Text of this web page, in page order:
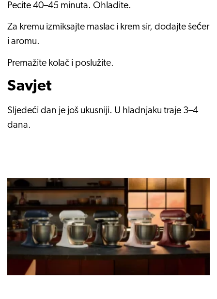
Pecite 40–45 minuta. Ohladite.
Za kremu izmiksajte maslac i krem sir, dodajte šećer
i aromu.
Premažite kolač i poslužite.
Savjet
Sljedeći dan je još ukusniji. U hladnjaku traje 3–4
dana.